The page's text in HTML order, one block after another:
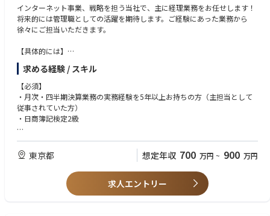
・日本クライアントと33USAをつなぐハブとして、企画意図・要件・クオ
リティ基準を正確に伝え、両者の認識を揃えた上でプロジェクトを進行
・ブースのクリエイティブ企画、設計、制作、現地搬入・施工・運営に至
・時差・言語・商習慣の差異を踏まえた、日米連携プロジェクトのスケジ
ュール・予算・品質管理
・33USAチームとの定例ミーティング、ナレッジ共有、案件後の振り返り
を通じた、両拠点の連携品質の継続的な向上
・現地への出張、現場立ち会い
(4) 事業推進・チームマネジメント
・イベントサービス事業のP/L責任、事業計画の策定および実行
・既存クライアントとのリレーション強化と、新規クライアントの開拓
・米国現地法人「33USA」のイベントサービスチームとの恒常的な連携、
共同案件の戦略立案、両拠点を活かしたサービス提供体制の強化
・チームメンバーの採用、育成、評価、チームビルディング
・業界トレンド・先進事例の継続的な調査と、自社サービスへの還元
・社内の他部門(営業、クリエイティブ、デジタル等)との連携、横断プロ
・採用・チームビルディングの経験
・エンタテインメント業界(映画・音楽・アニメ・ゲーム等)および関連ブ
ランド領域でのネットワーク
インターネット事業、戦略を担う当社で、主に経理業務をお任せします！
将来的には管理職としての活躍を期待します。ご経験にあった業務から
徐々にご担当いただきます。
【具体的には】
■月次･四半期･年次決算締めまでの全体管理(会計承認)
■月次資料･取締役会資料作成(常勤報告)
■連結決算業務管理(子会社側の処理)
■各種支払承認
■税務調整項目の集計(法人,法人地方税等,消費税等は、税理士法人が作成)
■各種申告書等の全体管理と提出,納税(社内作成:法定調書合計表･償却資
産申告書･事業所税申告書)
求める経験 / スキル
【必須】
・月次・四半期決算業務の実務経験を5年以上お持ちの方（主担当として
従事されていた方）
・日商簿記検定2級
【歓迎】
・税務知識をお持ちの方、税法を学ばれたご経験をお持ちの方
・公認会計士、税理士
東京都 想定年収 700 万円 ~ 900 万円
求人エントリー